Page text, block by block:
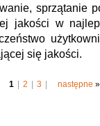
sprzątanie
jakości w
się jakości.
1 2 3 następne »